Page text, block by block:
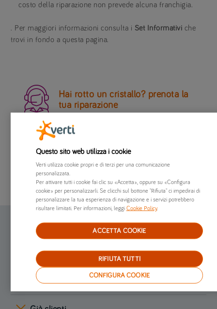
costo della riparazione non prevede alcuna franchigia.
. Per maggiori informazioni consulta i Set Informativi che
trovi in fondo a questa pagina.

Hai rotto un cristallo? prenota la
tua riparazione
presso il
Glassdrivepiù vicino e più comodo per te.
Assicurazione online
Preventivi online
Chi siamo
Questo sito web utilizza i cookie
Verti utilizza cookie propri e di terzi per una comunicazione
personalizzata.
Per attivare tutti i cookie fai clic su «Accetta», oppure su «Configura
cookie» per personalizzarli. Se clicchi sul bottone "Rifiuta" ci impedirai di
personalizzare la tua esperienza di navigazione e i servizi potrebbero
risultare limitati. Per informazioni, leggi Cookie Policy.
CONFIGURA COOKIE
RIFIUTA TUTTI
ACCETTA COOKIE